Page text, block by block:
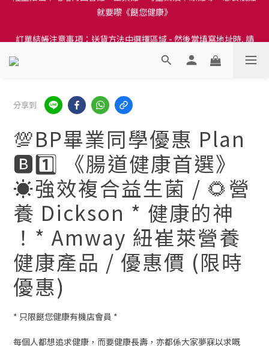
訂單結帳注意事項：送貨方法中選擇區域 - 然後當填寫地址時, 請
小心選擇分區及區域, 因資料錯誤會影響前往結帳
分享到
💯BP畢業同學優惠 Plan
🅱️1️⃣ 《腸道健康首選》
☀️強效複合益生菌 / 🌻營
養 Dickson * 健康的神
！* Amway 紐崔萊營養
健康產品 / 優惠價 (限時
優惠)
* 只限餸您健康有機店會員 *
每個人都想追求健康，而要健康長壽，亦都係大家夢寐以求嘅